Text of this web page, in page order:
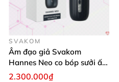
SVAKOM
Âm đạo giả Svakom
Hannes Neo co bóp sưởi ấm
siêu mềm điều khiển app
2.300.000₫